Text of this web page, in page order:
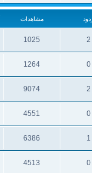
مشاهدات
2
1025
0
1264
2
9074
0
4551
1
6386
0
4513